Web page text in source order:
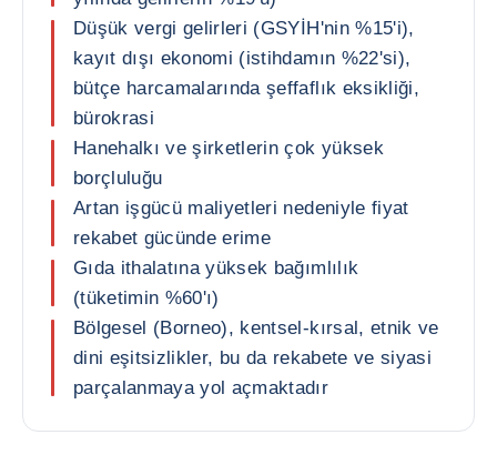
Düşük vergi gelirleri (GSYİH'nin %15'i),
kayıt dışı ekonomi (istihdamın %22'si),
bütçe harcamalarında şeffaflık eksikliği,
bürokrasi
Hanehalkı ve şirketlerin çok yüksek
borçluluğu
Artan işgücü maliyetleri nedeniyle fiyat
rekabet gücünde erime
Gıda ithalatına yüksek bağımlılık
(tüketimin %60'ı)
Bölgesel (Borneo), kentsel-kırsal, etnik ve
dini eşitsizlikler, bu da rekabete ve siyasi
parçalanmaya yol açmaktadır